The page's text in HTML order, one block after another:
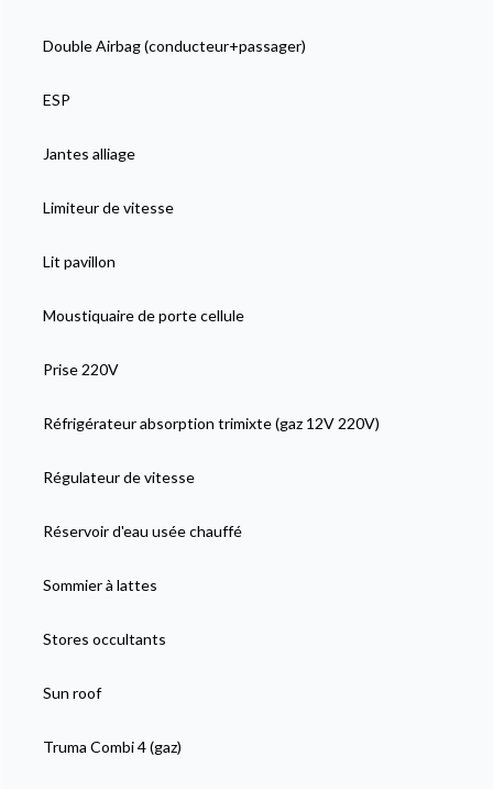
Double Airbag (conducteur+passager)
ESP
Jantes alliage
Limiteur de vitesse
Lit pavillon
Moustiquaire de porte cellule
Prise 220V
Réfrigérateur absorption trimixte (gaz 12V 220V)
Régulateur de vitesse
Réservoir d'eau usée chauffé
Sommier à lattes
Stores occultants
Sun roof
Truma Combi 4 (gaz)